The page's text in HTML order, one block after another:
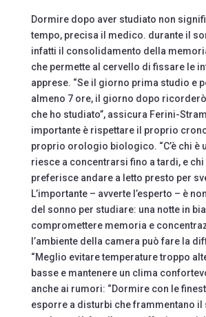
Dormire dopo aver studiato non
tempo, precisa il medico. durante il
infatti il consolidamento della
che permette al cervello di fissare le
apprese. “Se il giorno prima studio e
almeno 7 ore, il giorno dopo
che ho studiato”, assicura Ferini-
importante è rispettare il proprio
proprio orologio biologico. “C’è chi è
riesce a concentrarsi fino a tardi, e chi
preferisce andare a letto presto per
L’importante – avverte l’esperto – è
del sonno per studiare: una notte in
compromettere memoria e
l’ambiente della camera può fare la
“Meglio evitare temperature troppo
basse e mantenere un clima
anche ai rumori: “Dormire con le
esporre a disturbi che frammentano il